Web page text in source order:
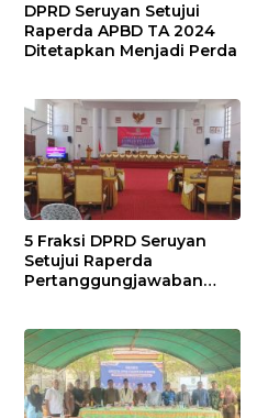
DPRD Seruyan Setujui
Raperda APBD TA 2024
Ditetapkan Menjadi Perda
5 Fraksi DPRD Seruyan
Setujui Raperda
Pertanggungjawaban